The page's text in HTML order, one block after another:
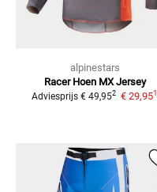
alpinestars
Racer Hoen MX Jersey
Adviesprijs € 49,952 € 29,951